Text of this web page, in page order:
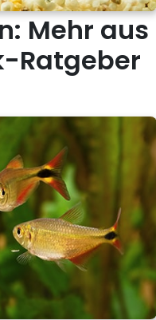
Mehr aus
Ratgeber